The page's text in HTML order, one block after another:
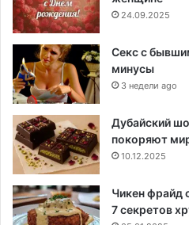
24.09.2025
Секс с
минусы
3 недели ago
Дубайский
покоряют
10.12.2025
Чикен фрайд
7 секретов